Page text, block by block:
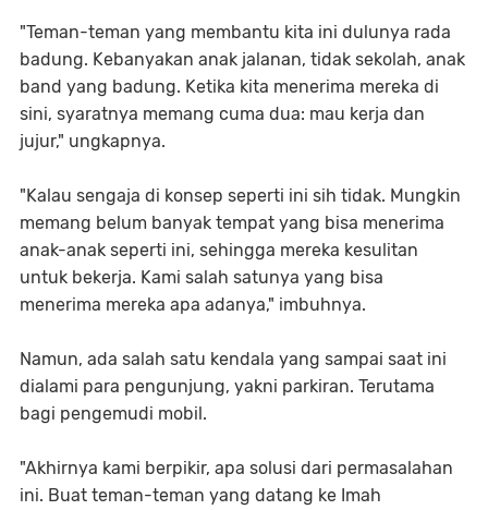
"Teman-teman yang membantu kita ini dulunya rada
badung. Kebanyakan anak jalanan, tidak sekolah, anak
band yang badung. Ketika kita menerima mereka di
sini, syaratnya memang cuma dua: mau kerja dan
jujur," ungkapnya.
"Kalau sengaja di konsep seperti ini sih tidak. Mungkin
memang belum banyak tempat yang bisa menerima
anak-anak seperti ini, sehingga mereka kesulitan
untuk bekerja. Kami salah satunya yang bisa
menerima mereka apa adanya," imbuhnya.
Namun, ada salah satu kendala yang sampai saat ini
dialami para pengunjung, yakni parkiran. Terutama
bagi pengemudi mobil.
"Akhirnya kami berpikir, apa solusi dari permasalahan
ini. Buat teman-teman yang datang ke Imah